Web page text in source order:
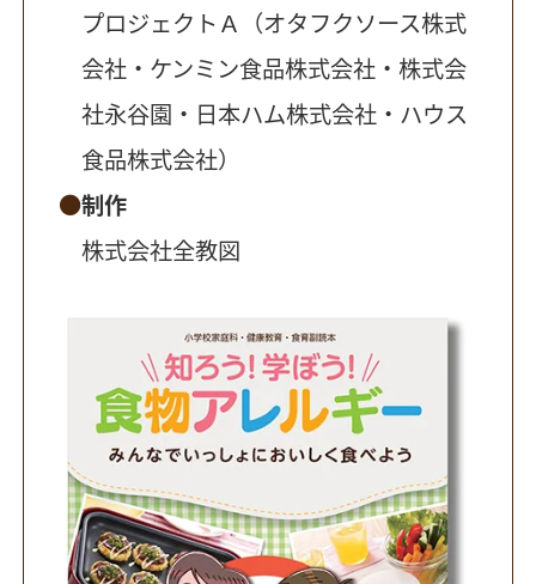
プロジェクトＡ（オタフクソース株式
会社・ケンミン食品株式会社・株式会
社永谷園・日本ハム株式会社・ハウス
食品株式会社）
制作
株式会社全教図